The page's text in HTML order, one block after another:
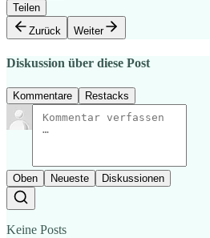
Teilen
Zurück
Weiter
Diskussion über diese Post
Kommentare Restacks
Oben Neueste Diskussionen
Keine Posts